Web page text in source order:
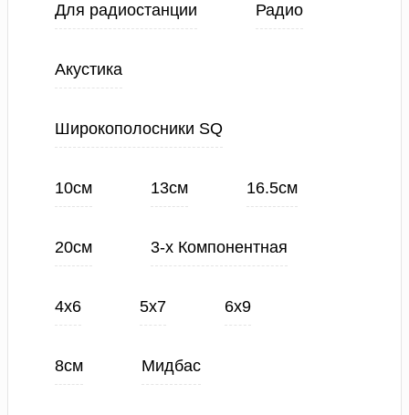
Для радиостанции Радио
Акустика
Широкополосники SQ
10см 13см 16.5см
20см 3-х Компонентная
4х6 5х7 6х9
8см Мидбас